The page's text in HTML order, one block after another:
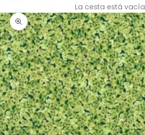
La cesta está vacía
Zoom